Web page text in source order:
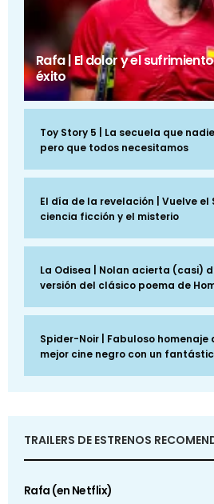
Rafa | El dolor y el
éxito
Toy Story 5 | La secuela que
pero que todos necesitamos
El día de la revelación | Vuelve el
ciencia ficción y el misterio
La Odisea | Nolan acierta (casi)
versión del clásico poema de
Spider-Noir | Fabuloso homenaje
mejor cine negro con un
TRAILERS DE ESTRENOS
Rafa (en Netflix)